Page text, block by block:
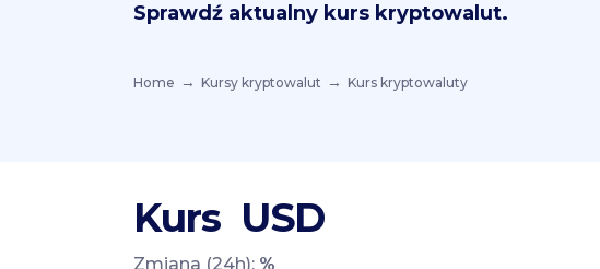
Sprawdź aktualny kurs kryptowalut.
Home Kursy kryptowalut Kurs kryptowaluty
Kurs USD
Zmiana (24h): %